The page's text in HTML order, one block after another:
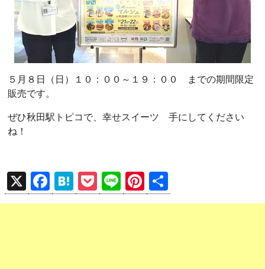
５月８日（日）１０：００～１９：００ までの期間限定
販売です。
ぜひ秋田駅トピコで、幸せスイーツ 手にしてください
ね！
X
F
a
H
at
P
o
Li
n
Pi
nt 有